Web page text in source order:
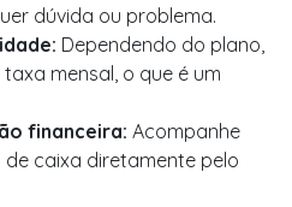
dúvida ou problema.
Dependendo do plano,
mensal, o que é um
financeira: Acompanhe
de caixa diretamente pelo